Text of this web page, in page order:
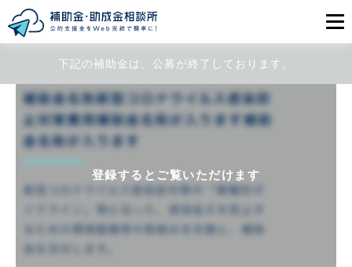
目的から探す
エリアから探す
会員登録 ログイン
下記の補助金は、公募が終了しております。
登録するとご覧いただけます